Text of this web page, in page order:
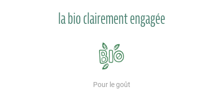
la bio clairement engagée
Pour le goût